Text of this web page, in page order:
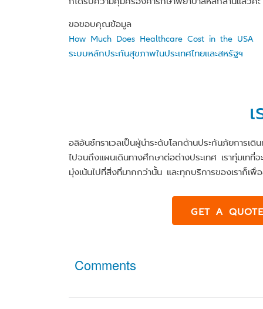
ขอขอบคุณข้อมูล
How Much Does Healthcare Cost in the USA
ระบบหลักประกันสุขภาพในประเทศไทยและสหรัฐฯ
อลิอันซ์ทราเวลเป็นผู้นำระดับโลกด้านประกันภัยการ
ไปจนถึงแผนเดินทางศึกษาต่อต่างประเทศ เราทุ่มเทที่
มุ่งเน้นไปที่สิ่งที่มากกว่านั้น และทุกบริการของเราก็เ
GET A QUOTE
Comments